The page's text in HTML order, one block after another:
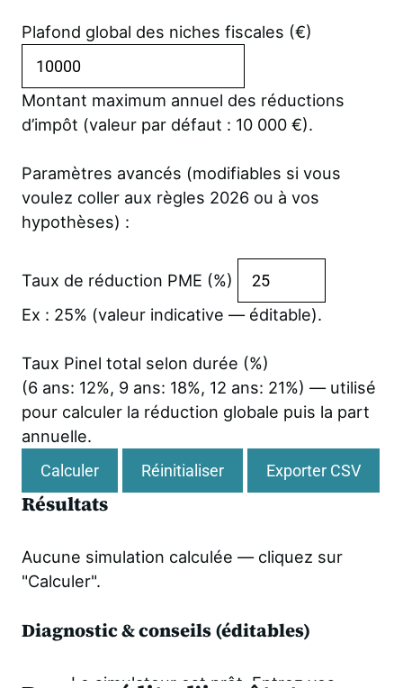
Plafond global des niches fiscales (€)
Montant maximum annuel des réductions
d’impôt (valeur par défaut : 10 000 €).
Paramètres avancés (modifiables si vous
voulez coller aux règles 2026 ou à vos
hypothèses) :
Taux de réduction PME (%)
Ex : 25% (valeur indicative — éditable).
Taux Pinel total selon durée (%)
(6 ans: 12%, 9 ans: 18%, 12 ans: 21%) — utilisé
pour calculer la réduction globale puis la part
annuelle.
Calculer Réinitialiser Exporter CSV
Résultats
Aucune simulation calculée — cliquez sur
"Calculer".
Diagnostic & conseils (éditables)
Le simulateur est prêt. Entrez vos